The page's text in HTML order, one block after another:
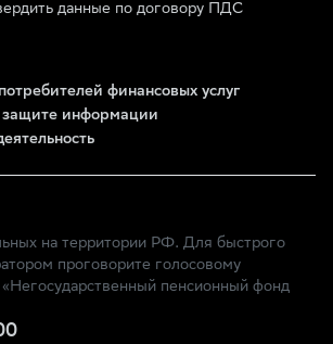
данные по договору ПДС
финансовых услуг
информации
на территории РФ. Для быстрого
проговорите голосовому
пенсионный фонд